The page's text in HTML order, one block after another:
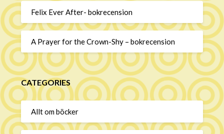
Felix Ever After- bokrecension
A Prayer for the Crown-Shy – bokrecension
CATEGORIES
Allt om böcker